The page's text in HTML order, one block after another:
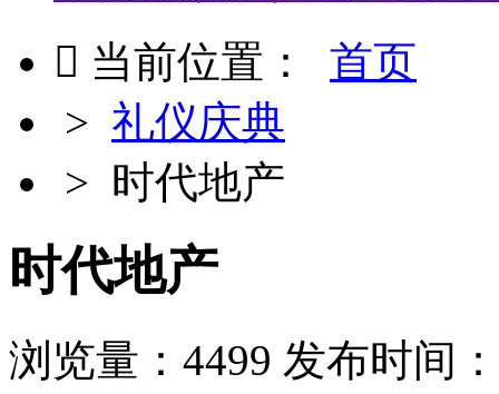
 当前位置： 首页
> 礼仪庆典
> 时代地产
时代地产
浏览量：4499 发布时间